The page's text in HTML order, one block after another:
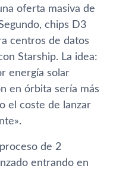
oferta masiva de
chips D3
centros de datos
Starship. La idea:
energía solar
en órbita sería más
el coste de lanzar
de 2
entrando en